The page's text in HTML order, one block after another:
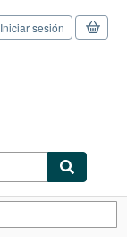
Iniciar sesión